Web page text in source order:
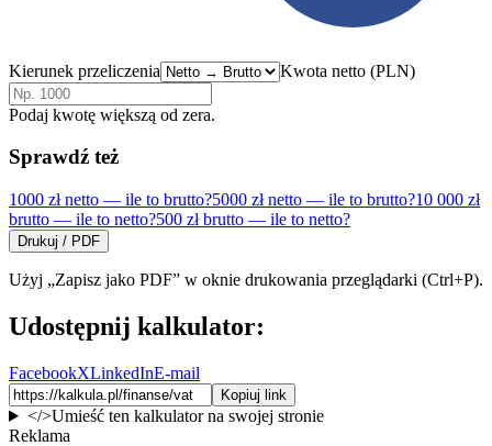
Kierunek przeliczenia Kwota netto (PLN)
Podaj kwotę większą od zera.
Sprawdź też
1000 zł netto — ile to brutto?5000 zł netto — ile to brutto?10 000 zł
brutto — ile to netto?500 zł brutto — ile to netto?
Drukuj / PDF
Użyj „Zapisz jako PDF” w oknie drukowania przeglądarki (Ctrl+P).
Udostępnij kalkulator:
FacebookXLinkedInE-mail
Kopiuj link
</>Umieść ten kalkulator na swojej stronie
Reklama